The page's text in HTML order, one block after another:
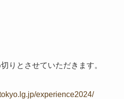
りとさせていただきます。
experience2024/